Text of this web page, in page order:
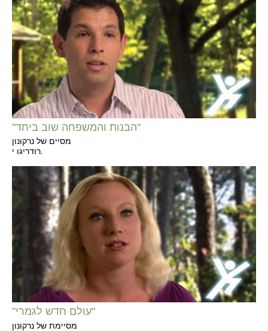
"הבנות והמשפחה שוב ביחד"
מסיים של נרקונון
"עולם חדש לגמרי"
מסיימת של נרקונון